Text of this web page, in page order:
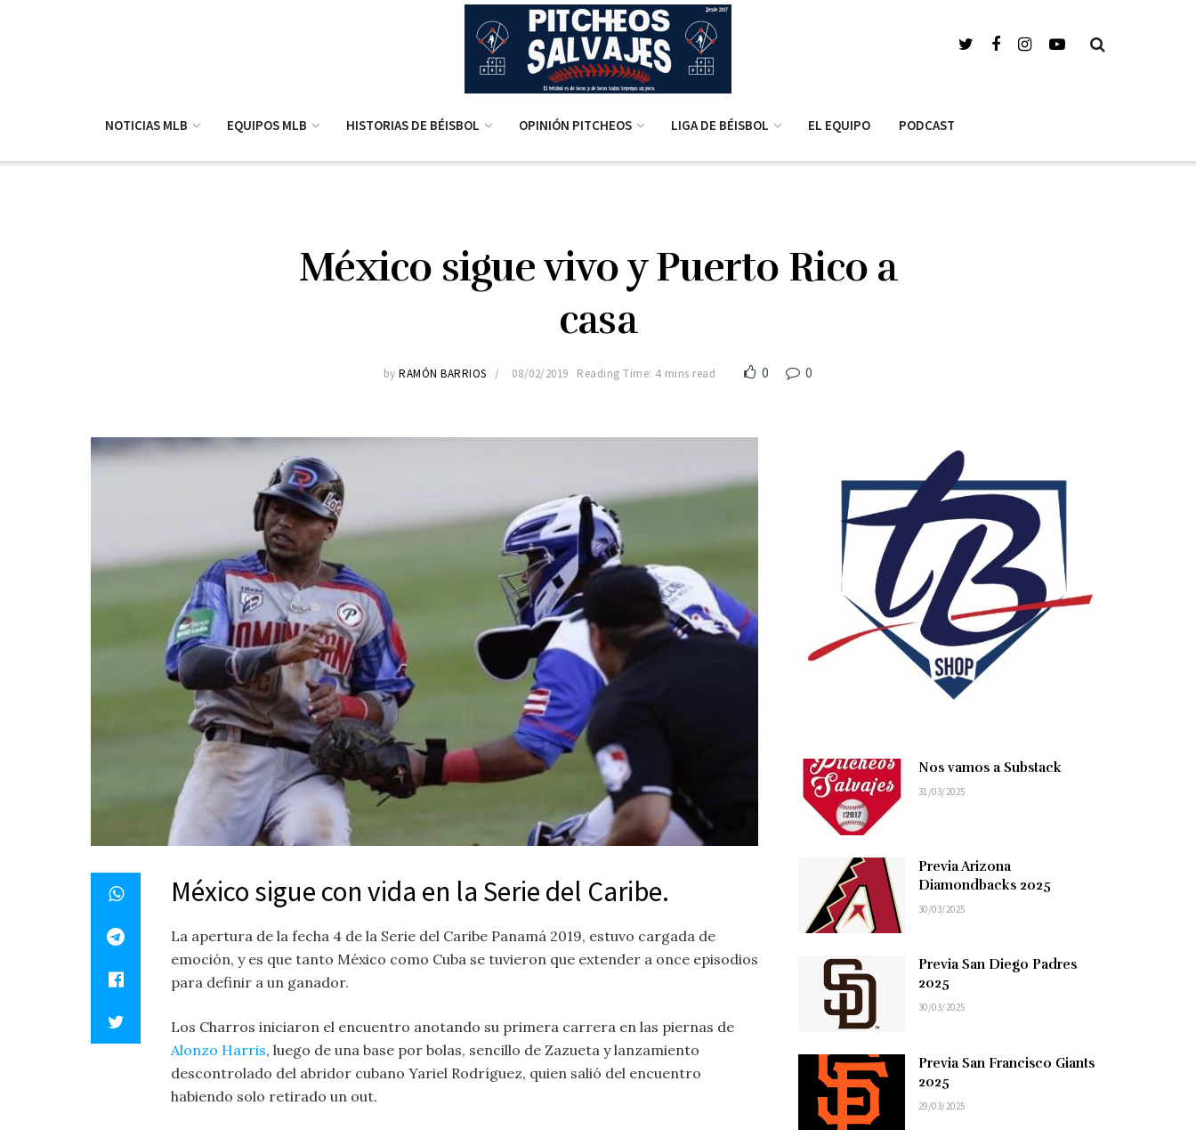
NOTICIAS MLB EQUIPOS MLB HISTORIAS DE BÉISBOL OPINIÓN PITCHEOS LIGA DE BÉISBOL EL EQUIPO PODCAST
México sigue vivo y Puerto Rico a
casa
by RAMÓN BARRIOS 08/02/2019 Reading Time: 4 mins read 0 0
México sigue con vida en la Serie del Caribe.
La apertura de la fecha 4 de la Serie del Caribe Panamá 2019, estuvo cargada de
emoción, y es que tanto México como Cuba se tuvieron que extender a once episodios
para definir a un ganador.
Los Charros iniciaron el encuentro anotando su primera carrera en las piernas de
Alonzo Harris, luego de una base por bolas, sencillo de Zazueta y lanzamiento
descontrolado del abridor cubano Yariel Rodríguez, quien salió del encuentro
habiendo solo retirado un out.
Nos vamos a Substack
31/03/2025
Previa Arizona
Diamondbacks 2025
30/03/2025
Previa San Diego Padres
2025
30/03/2025
Previa San Francisco Giants
2025
29/03/2025